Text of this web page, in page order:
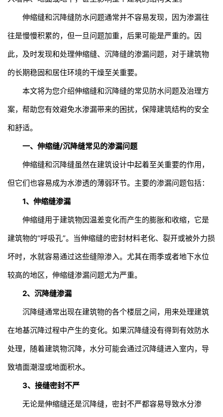
伸缩缝和沉降缝防水问题通常并不容易发现，因为渗漏往
往是慢慢积累的，但一旦问题加重，后果可能是严重的。因
此，及时发现和处理伸缩缝、沉降缝的渗漏问题，对于建筑物
的长期稳固和居住环境的干燥至关重要。
本文将为您介绍伸缩缝和沉降缝的常见防水问题及治理方
案，帮助您有效避免水渗漏带来的困扰，保障建筑结构的安全
和舒适。
一、伸缩缝/沉降缝常见的渗漏问题
伸缩缝和沉降缝虽然在建筑设计中起着至关重要的作用，
但它们也容易成为水渗透的薄弱环节。主要的渗漏问题包括：
1、伸缩缝渗漏
伸缩缝用于建筑物因温差变化而产生的膨胀和收缩，它是
建筑物的“呼吸孔”。当伸缩缝的密封材料老化、裂开或被外力损
坏时，水就容易通过这些缝隙渗入。尤其在雨季或者地下水位
较高的地区，伸缩缝渗漏问题尤为严重。
2、沉降缝渗漏
沉降缝通常出现在建筑物的各个楼层之间，用来处理建筑
在地基沉降过程中产生的变化。如果沉降缝没有得到有效防水
处理，随着建筑物沉降，水分可能会通过沉降缝进入室内，导
致墙面潮湿或地面积水。
3、接缝密封不严
无论是伸缩缝还是沉降缝，密封不严都容易导致水分渗